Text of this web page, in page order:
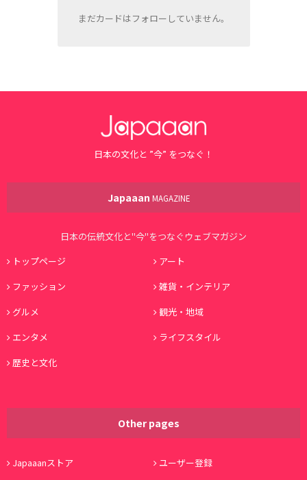
まだカードはフォローしていません。
日本の文化と ”今” をつなぐ！
Japaaan MAGAZINE
日本の伝統文化と"今"をつなぐウェブマガジン
トップページ
アート
ファッション
雑貨・インテリア
グルメ
観光・地域
エンタメ
ライフスタイル
歴史と文化
Other pages
Japaaanストア ユーザー登録